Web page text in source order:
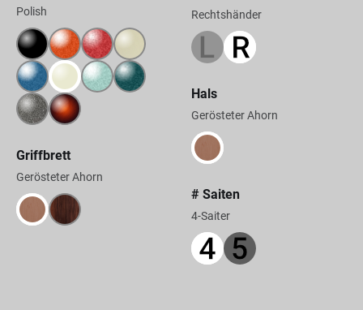
Polish
Griffbrett
Gerösteter Ahorn
Rechtshänder
Hals
Gerösteter Ahorn
# Saiten
4-Saiter